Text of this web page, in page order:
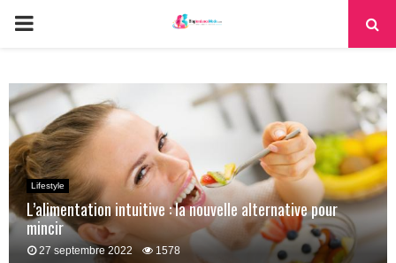
PRIMARY
Lifestyle
L’alimentation intuitive : la nouvelle alternative pour
mincir
27 septembre 2022 1578